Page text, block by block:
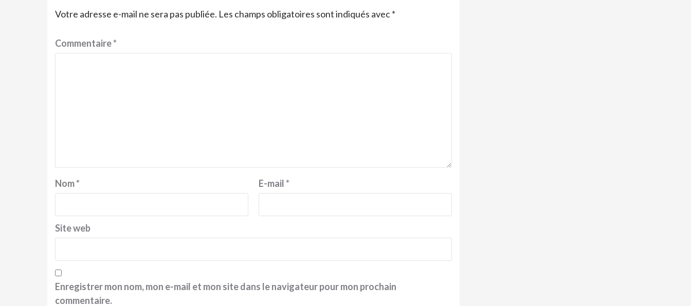
Votre adresse e-mail ne sera pas publiée. Les champs obligatoires sont indiqués avec*
Commentaire*
Nom* E-mail*
Site web
Enregistrer mon nom, mon e-mail et mon site dans le navigateur pour mon prochain
commentaire.